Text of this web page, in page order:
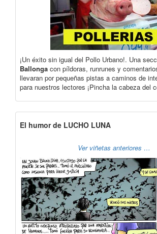
¡Un éxito sin igual del Pollo Urbano!. Una
Ballonga con píldoras, runrunes y
llevaran por pequeñas pistas a caminos de
para nuestros lectores ¡Pincha la cabeza del
El humor de LUCHO LUNA
Ver viñetas anteriores …